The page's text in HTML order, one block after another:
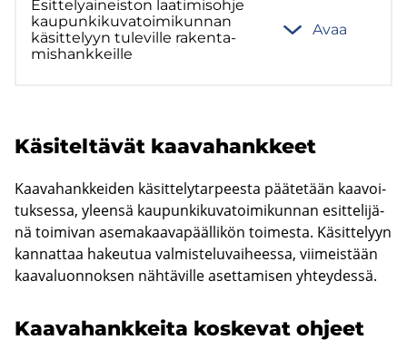
Esit­te­ly­ai­neis­ton laa­ti­mis­oh­je
kau­pun­ki­ku­va­toi­mi­kun­nan
kä­sit­te­lyyn tu­le­vil­le ra­ken­ta­
mis­hank­keil­le
Avaa
Kä­si­tel­tä­vät kaa­va­hank­keet
Kaa­va­hank­kei­den kä­sit­te­ly­tar­pees­ta pää­te­tään kaa­voi­
tuk­ses­sa, yleen­sä kau­pun­ki­ku­va­toi­mi­kun­nan esit­te­li­jä­
nä toi­mi­van ase­ma­kaa­va­pääl­li­kön toi­mes­ta. Kä­sit­te­lyyn
kan­nat­taa ha­keu­tua val­mis­te­lu­vai­hees­sa, vii­meis­tään
kaa­va­luon­nok­sen näh­tä­vil­le aset­ta­mi­sen yh­tey­des­sä.
Kaa­va­hank­kei­ta kos­ke­vat oh­jeet